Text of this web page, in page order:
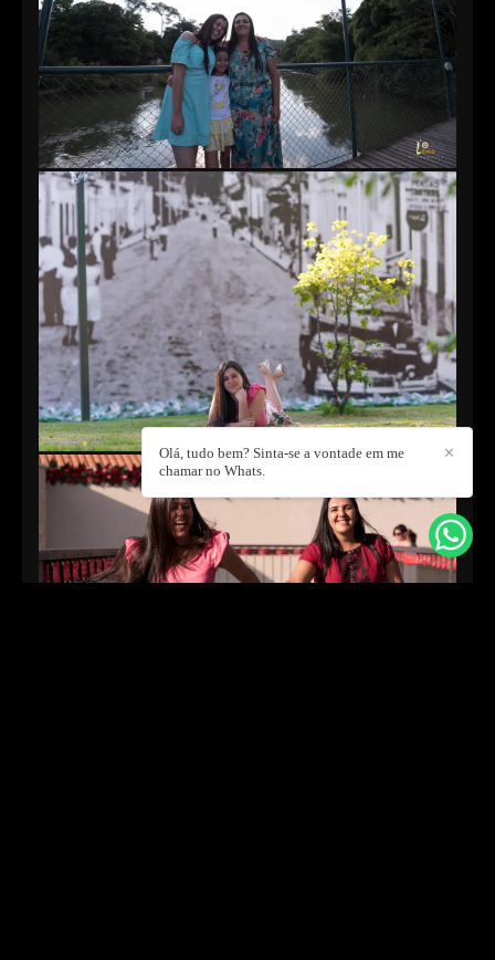
✕
Olá, tudo bem? Sinta-se a vontade em me
chamar no Whats.